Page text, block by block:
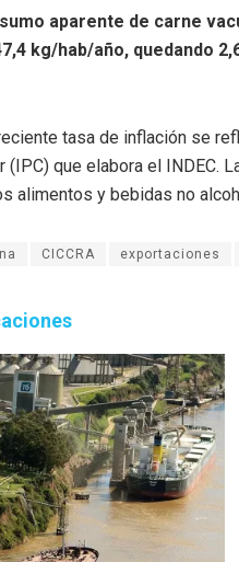
aparente de carne
kg/hab/año, quedando
tasa de inflación se
(IPC) que elabora el INDEC.
alimentos y bebidas no
CICCRA exportaciones